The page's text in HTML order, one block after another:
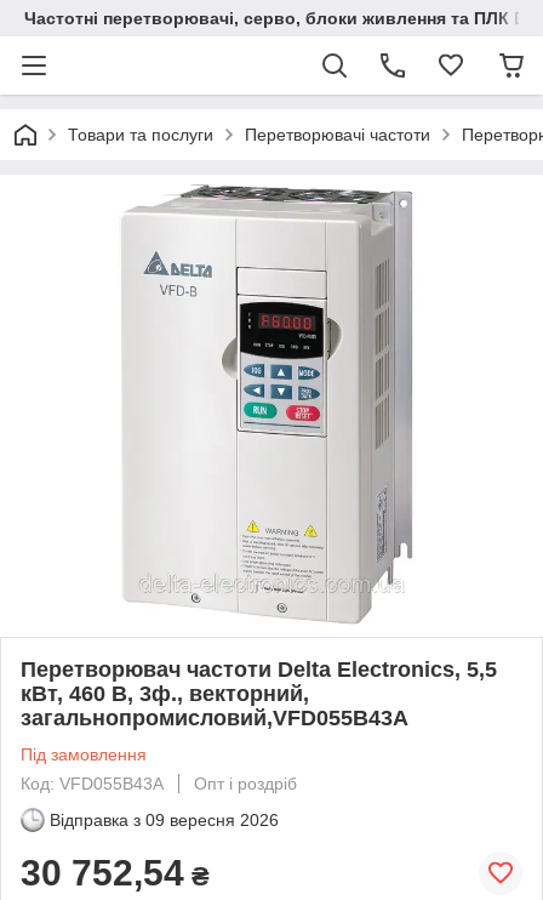
Частотні перетворювачі, серво, блоки живлення та ПЛК
Товари та послуги Перетворювачі частоти
Перетворювач частоти Delta Electronics, 5,5
кВт, 460 В, 3ф., векторний,
загальнопромисловий,VFD055B43A
Під замовлення
Код: VFD055B43A
Опт і роздріб
Відправка з 09 вересня 2026
30 752,54 ₴